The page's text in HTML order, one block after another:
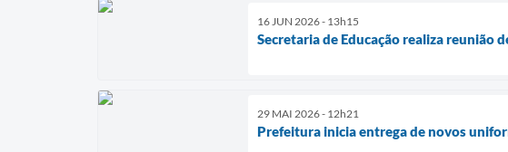
16 JUN 2026 - 13h15
Secretaria de Educação realiza reunião
29 MAI 2026 - 12h21
Prefeitura inicia entrega de novos